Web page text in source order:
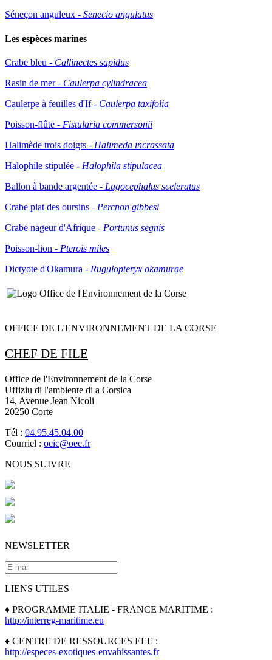
Séneçon anguleux - Senecio angulatus
Les espèces marines
Crabe bleu - Callinectes sapidus
Rasin de mer - Caulerpa cylindracea
Caulerpe à feuilles d'If - Caulerpa taxifolia
Poisson-flûte - Fistularia commersonii
Halimède trois doigts - Halimeda incrassata
Halophile stipulée - Halophila stipulacea
Ballon à bande argentée - Lagocephalus sceleratus
Crabe plat des oursins - Percnon gibbesi
Crabe nageur d'Afrique - Portunus segnis
Poisson-lion - Pterois miles
Dictyote d'Okamura - Rugulopteryx okamurae
OFFICE DE L'ENVIRONNEMENT DE LA CORSE
CHEF DE FILE
Office de l'Environnement de la Corse
Uffiziu di l'ambiente di a Corsica
14, Avenue Jean Nicoli
20250 Corte
Tél : 04.95.45.04.00
Courriel : ocic@oec.fr
NOUS SUIVRE
NEWSLETTER
LIENS UTILES
♦ PROGRAMME ITALIE - FRANCE MARITIME :
http://interreg-maritime.eu
♦ CENTRE DE RESSOURCES EEE :
http://especes-exotiques-envahissantes.fr